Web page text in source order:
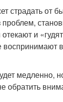
страдать от
и
медленно,
обратить